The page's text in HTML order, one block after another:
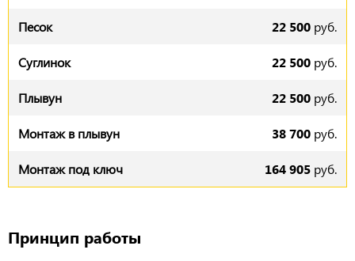
22 500 руб.
22 500 руб.
22 500 руб.
38 700 руб.
164 905 руб.
Принцип работы